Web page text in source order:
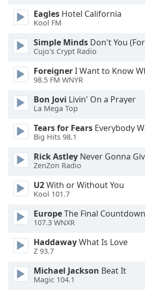
Background
Color
Opacity
Area
Background
Font
Style
Font
Family
Eagles Hotel California
Kool FM
Simple Minds Don't You
Cujo's Crypt Radio
ForeignerI Want to Know
98.5 FM WNYR
Bon Jovi Livin' On a Prayer
La Mega Top
Tears for Fears Everybody
Big Hits 98.1
Rick Astley Never Gonna
ZenZon Radio
U2With or Without You
Kool 101.7
EuropeThe Final Countdown
107.3 WNXR
HaddawayWhat Is Love
Z 93.7
Michael Jackson Beat It
Magic 104.1